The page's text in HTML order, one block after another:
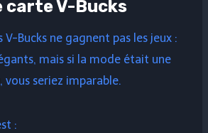
carte V-Bucks
V-Bucks ne gagnent pas les jeux :
mais si la mode était une
vous seriez imparable.
: